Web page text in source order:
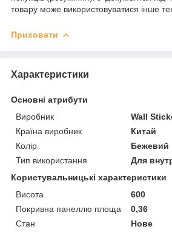
товару може використовуватися інше
Приховати
Характеристики
Основні атрибути
Виробник
Wall
Країна виробник
Китай
Колір
Бежевий
Тип використання
Для
Користувальницькі характеристики
Висота
600
Покривна панеллю площа
0,36
Стан
Нове